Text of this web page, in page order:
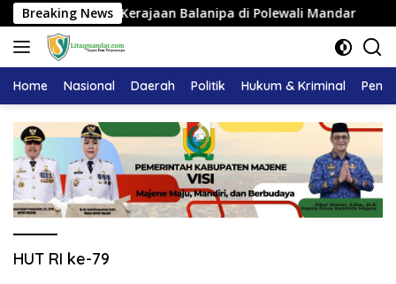
Langsung
ke
konten
Breaking News
Adat Kerajaan Balanipa di Polewali Mandar
Home Nasional Daerah Politik Hukum & Kriminal
HUT RI ke-79